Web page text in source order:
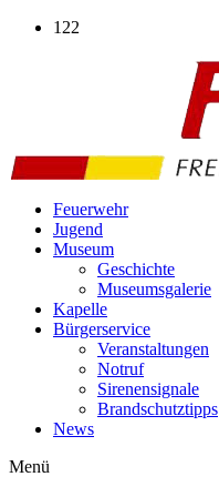
Zum
122
Feuerwehr
Jugend
Museum
Geschichte
Museumsgalerie
Kapelle
Bürgerservice
Veranstaltungen
Notruf
Sirenensignale
Brandschutztipps
News
Menü